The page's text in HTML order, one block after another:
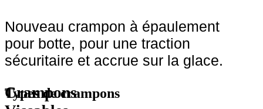
Nouveau crampon à épaulement
pour botte, pour une traction
sécuritaire et accrue sur la glace.
Crampons
Types de crampons